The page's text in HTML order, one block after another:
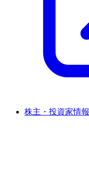
株主・投資家情報